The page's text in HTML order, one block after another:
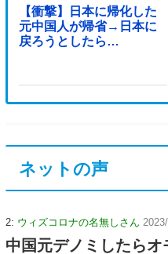
【衝撃】日本に帰化した
元中国人が帰省→日本に
戻ろうとしたら…
ネットの声
2: ウィズコロナの名無しさん
中国元デノミしたら